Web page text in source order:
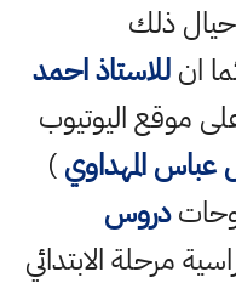
حيال ذلك
انللاستاذ احمد
موقع اليوتيوب
المهداوي)
دروس
مرحلة الابتدائي